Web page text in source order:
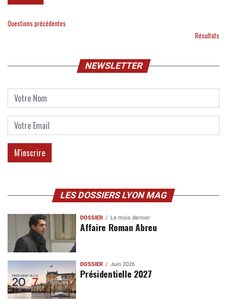
Questions précédentes
Résultats
NEWSLETTER
LES DOSSIERS LYON MAG
DOSSIER Le mois dernier
Affaire Roman Abreu
DOSSIER Juin 2026
Présidentielle 2027